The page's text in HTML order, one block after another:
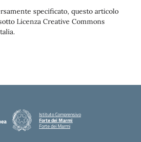
specificato, questo articolo
Licenza Creative Commons
Istituto Comprensivo
Forte dei Marmi
Forte dei Marmi